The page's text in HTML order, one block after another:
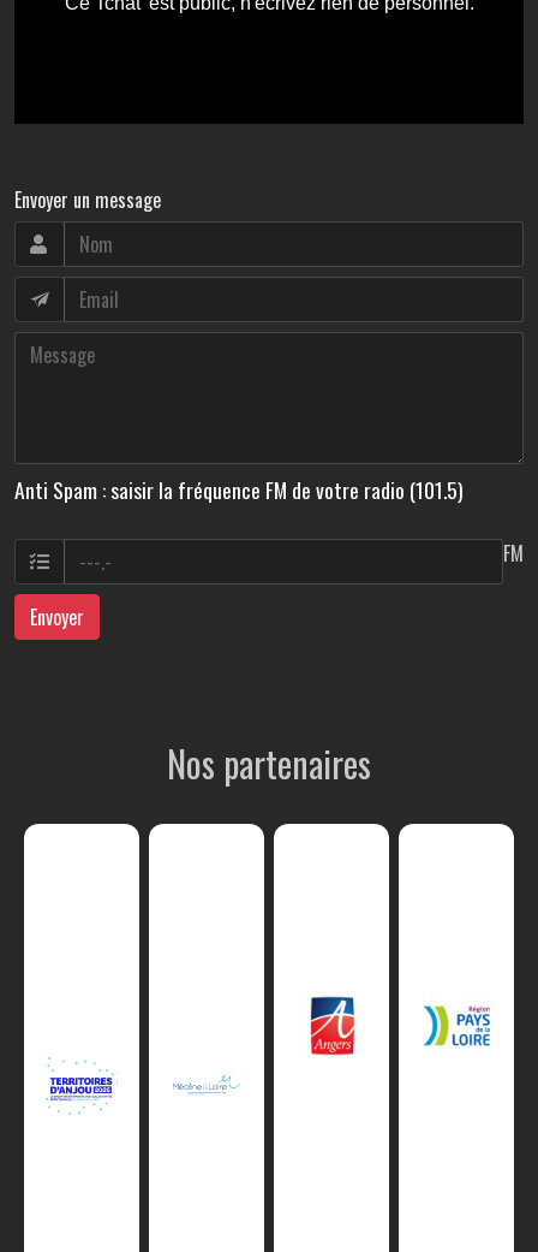
Envoyer un message
Anti Spam : saisir la fréquence FM de votre radio (101.5)
FM
Envoyer
Nos partenaires